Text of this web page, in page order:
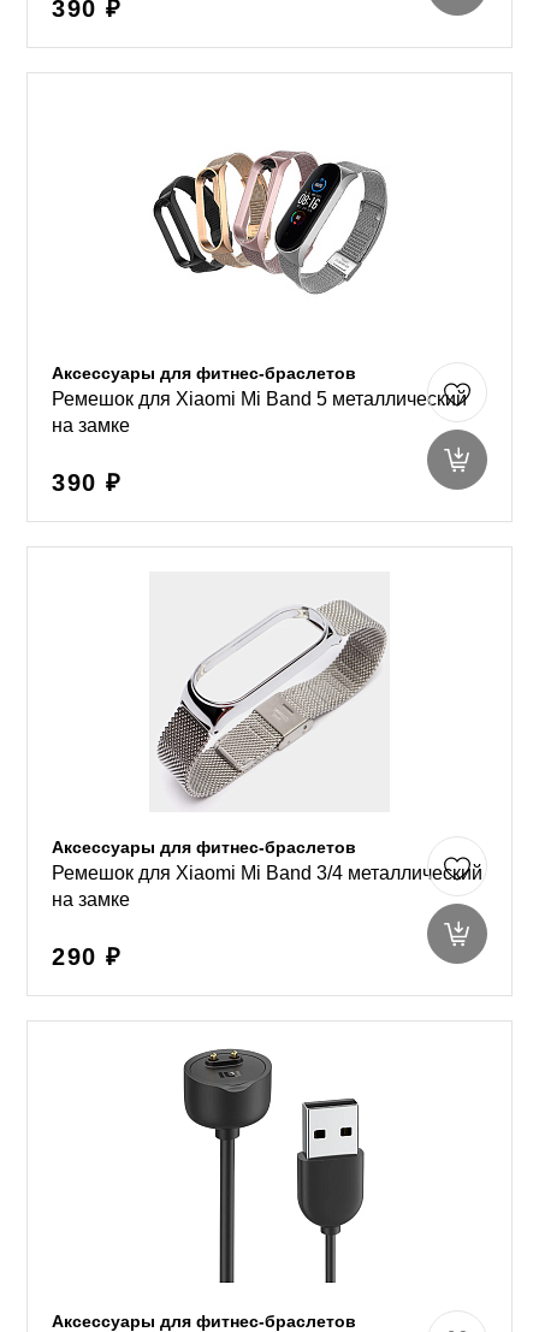
390 ₽
Аксессуары для фитнес-браслетов
Ремешок для Xiaomi Mi Band 5 металлический
на замке
390 ₽
Аксессуары для фитнес-браслетов
Ремешок для Xiaomi Mi Band 3/4 металлический
на замке
290 ₽
Аксессуары для фитнес-браслетов